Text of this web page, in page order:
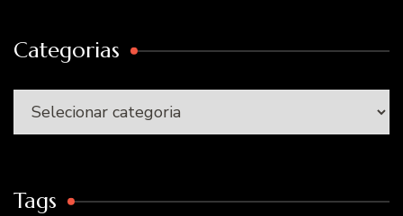
Categorias
Categorias
Tags